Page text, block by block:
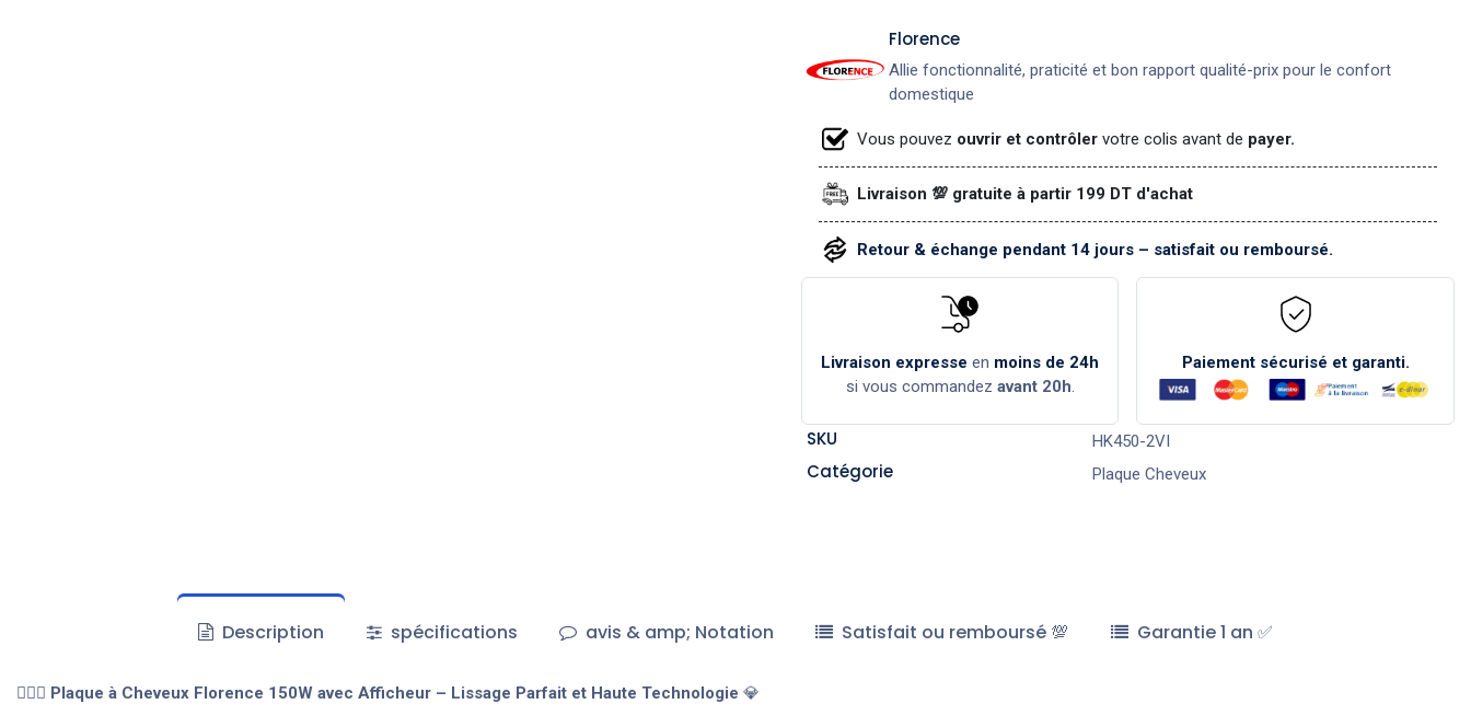
​Florence
Allie fonctionnalité, praticité et bon rapport qualité-prix pour le confort
domestique
Vous pouvez ouvrir et contrôler votre colis avant de payer.
Livraison 💯 gratuite à partir 199 DT d'achat
Retour & échange pendant 14 jours – satisfait ou remboursé.
Livraison expresse en moins de 24h
si vous commandez avant 20h.
Paiement sécurisé et garanti.
SKU HK450-2VI
Catégorie Plaque Cheveux
Description spécifications avis & amp; Notation Satisfait ou remboursé 💯 Garantie 1 an ✅
💇‍♀️✨ Plaque à Cheveux Florence 150W avec Afficheur – Lissage Parfait et Haute Technologie 💎